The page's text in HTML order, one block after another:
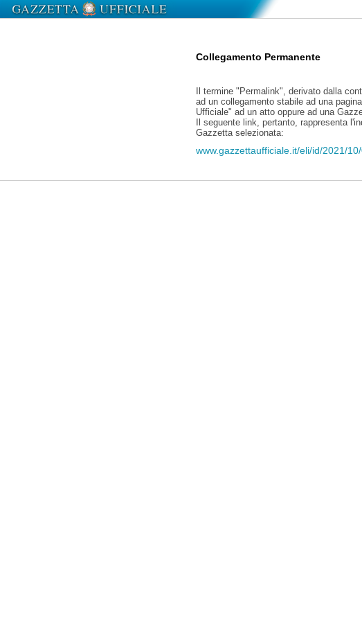
Collegamento Permanente
Il termine "Permalink", derivato dalla
ad un collegamento stabile ad una
Ufficiale" ad un atto oppure ad una
Il seguente link, pertanto, rappresenta
Gazzetta selezionata:
www.gazzettaufficiale.it/eli/id/2021/